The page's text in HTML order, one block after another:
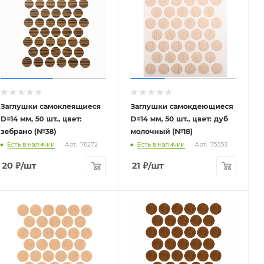
Заглушки самоклеящиеся
D=14 мм, 50 шт., цвет:
зебрано (№38)
Есть в наличии Арт.: 76272
20 ₽/шт
Заглушки самокдеющиеся
D=14 мм, 50 шт., цвет: дуб
молочный (№18)
Есть в наличии Арт.: 75553
21 ₽/шт